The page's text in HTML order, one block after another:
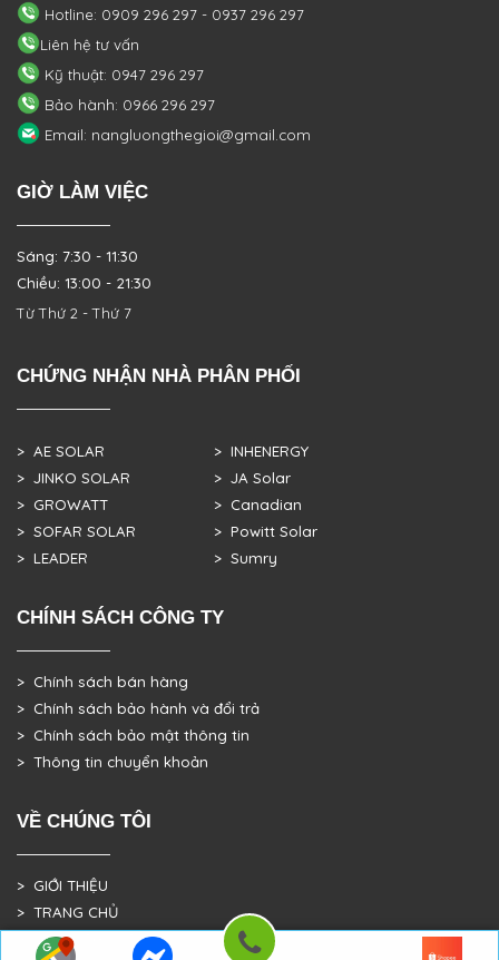
Hotline: 0909 296 297 - 0937 296 297
Liên hệ tư vấn
Kỹ thuật: 0947 296 297
Bảo hành: 0966 296 297
Email: nangluongthegioi@gmail.com
GIỜ LÀM VIỆC
Sáng: 7:30 - 11:30
Chiều: 13:00 - 21:30
Từ Thứ 2 - Thứ 7
CHỨNG NHẬN NHÀ PHÂN PHỐI
> AE SOLAR
> JINKO SOLAR
> GROWATT
> SOFAR SOLAR
> LEADER
> INHENERGY
> JA Solar
> Canadian
> Powitt Solar
> Sumry
CHÍNH SÁCH CÔNG TY
> Chính sách bán hàng
> Chính sách bảo hành và đổi trả
> Chính sách bảo mật thông tin
> Thông tin chuyển khoản
VỀ CHÚNG TÔI
> GIỚI THIỆU
> TRANG CHỦ
> DỰ ÁN THỰC TẾ